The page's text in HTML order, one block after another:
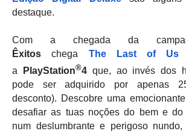
destaque.
Com a chegada da
Êxitoschega The Last of Us
a
PlayStation®4que, ao invés dos
pode ser adquirido por apenas
desconto). Descobre uma
desafiar as tuas noções do bem e do
num deslumbrante e perigoso nundo,